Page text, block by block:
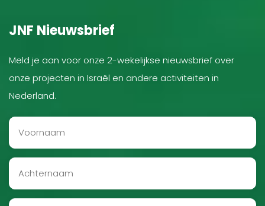
JNF Nieuwsbrief
Meld je aan voor onze 2-wekelijkse nieuwsbrief over
onze projecten in Israël en andere activiteiten in
Nederland.